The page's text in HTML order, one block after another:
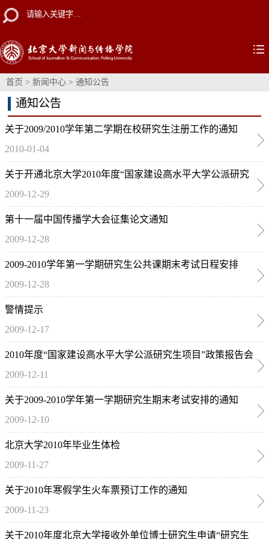
首页 > 新闻中心 > 通知公告
通知公告
关于2009/2010学年第二学期在校研究生注册工作的通知
2010-01-04
关于开通北京大学2010年度“国家建设高水平大学公派研究
生项目”网报系统及准备申请材料的通知
2009-12-29
第十一届中国传播学大会征集论文通知
2009-12-28
2009-2010学年第一学期研究生公共课期末考试日程安排
2009-12-28
警情提示
2009-12-17
2010年度“国家建设高水平大学公派研究生项目”政策报告会
通知
2009-12-11
关于2009-2010学年第一学期研究生期末考试安排的通知
2009-12-10
北京大学2010年毕业生体检
2009-11-27
关于2010年寒假学生火车票预订工作的通知
2009-11-23
关于2010年度北京大学接收外单位博士研究生申请“研究生